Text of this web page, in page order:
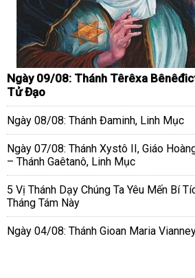
Ngày 09/08: Thánh Têrêxa
Tử Đạo
Ngày 08/08: Thánh Đaminh, Linh Mục
Ngày 07/08: Thánh Xystô II, Giáo
– Thánh Gaêtanô, Linh Mục
5 Vị Thánh Dạy Chúng Ta Yêu Mến Bí
Tháng Tám Này
Ngày 04/08: Thánh Gioan Maria